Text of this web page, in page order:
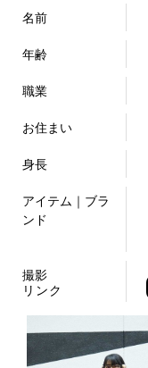
名前
年齢
職業
お住まい
身長
アイテム｜ブラ
ンド
撮影
リンク